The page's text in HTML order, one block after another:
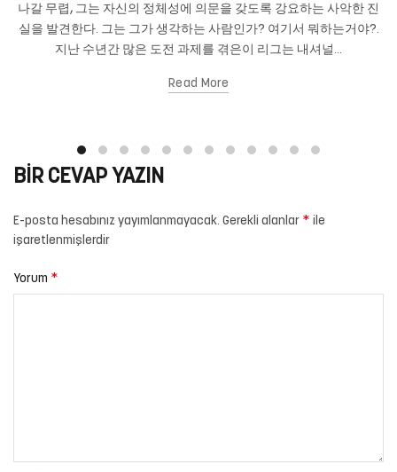
나갈 무렵, 그는 자신의 정체성에 의문을 갖도록 강요하는 사악한 진
실을 발견한다. 그는 그가 생각하는 사람인가? 여기서 뭐하는거야?.
지난 수년간 많은 도전 과제를 겪은이 리그는 내셔널...
Read More
BIR CEVAP YAZIN
E-posta hesabınız yayımlanmayacak. Gerekli alanlar * ile
işaretlenmişlerdir
Yorum *